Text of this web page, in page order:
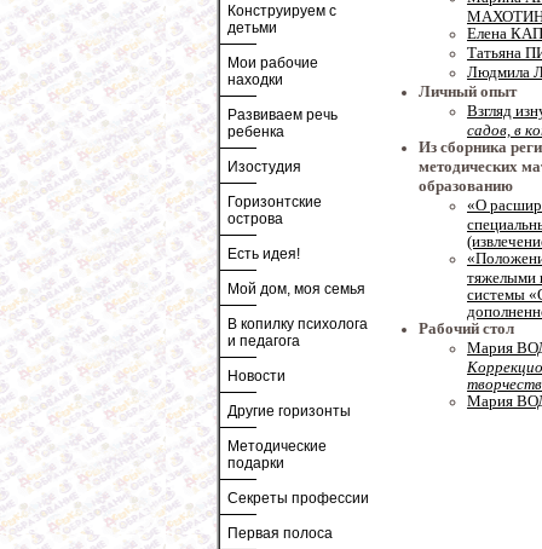
Конструируем с
детьми
Мои рабочие
находки
Развиваем речь
ребенка
Изостудия
Горизонтские
острова
Есть идея!
Мой дом, моя семья
В копилку психолога
и педагога
Новости
Другие горизонты
Методические
подарки
Секреты профессии
Первая полоса
МАХОТИН
Елена
Татьяна
Людмила
Личный опыт
Взгляд
садов, в
Из сборника
методических
образованию
«О
тяжелыми
системы
Рабочий стол
Мария
Мария